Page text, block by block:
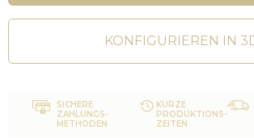
KONFIGURIEREN IN
SICHERE
ZAHLUNGS-
METHODEN
KURZE
PRODUKTIONS-
ZEITEN